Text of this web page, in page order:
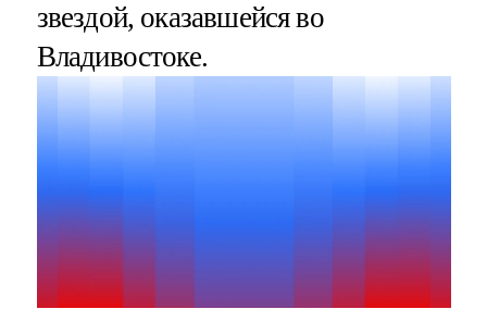
звездой, оказавшейся во
Владивостоке.